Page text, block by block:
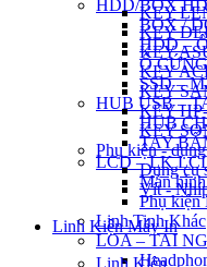
HDD/BOX
BOX /
HDD –
Ổ
SSD –
HUB USB –
HUB
TAY
LCD – LK
Màn
Phụ kiện
Linh Tinh Khác
LOA – TAI
KEY
KEY
KEY
KEY
KEY
KEY
KEY
Phụ kiện -
Dụng cụ
Vít -
Linh Kiện Máy In